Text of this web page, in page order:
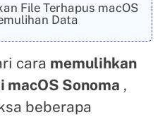
File Terhapus macOS
Data
cara memulihkan
Sonoma ,
beberapa